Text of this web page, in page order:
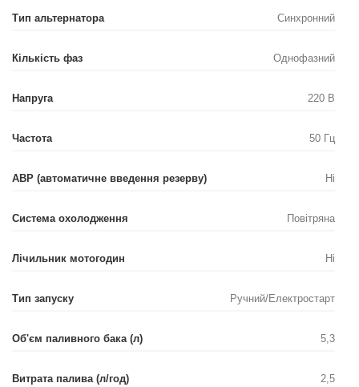
Тип альтернатора Синхронний
Кількість фаз Однофазний
Напруга 220 В
Частота 50 Гц
АВР (автоматичне введення резерву) Ні
Система охолодження Повітряна
Лічильник мотогодин Ні
Тип запуску Ручний/Електростарт
Об'єм паливного бака (л) 5,3
Витрата палива (л/год) 2,5